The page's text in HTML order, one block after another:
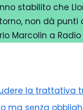
stabilito che
non dà
Marcolin a
la trattativa
ma senza